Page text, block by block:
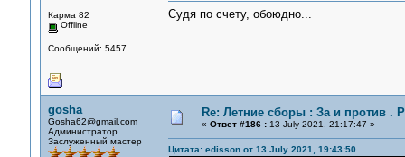
Карма 82
Offline
Сообщений: 5457
Судя по счету, обоюдно...
gosha
Gosha62@gmail.com
Администратор
Заслуженный мастер
Re: Летние сборы : За и против .
« Ответ #186 :13 July 2021, 21:17:47 »
Цитата: edisson от 13 July 2021, 19:43:50